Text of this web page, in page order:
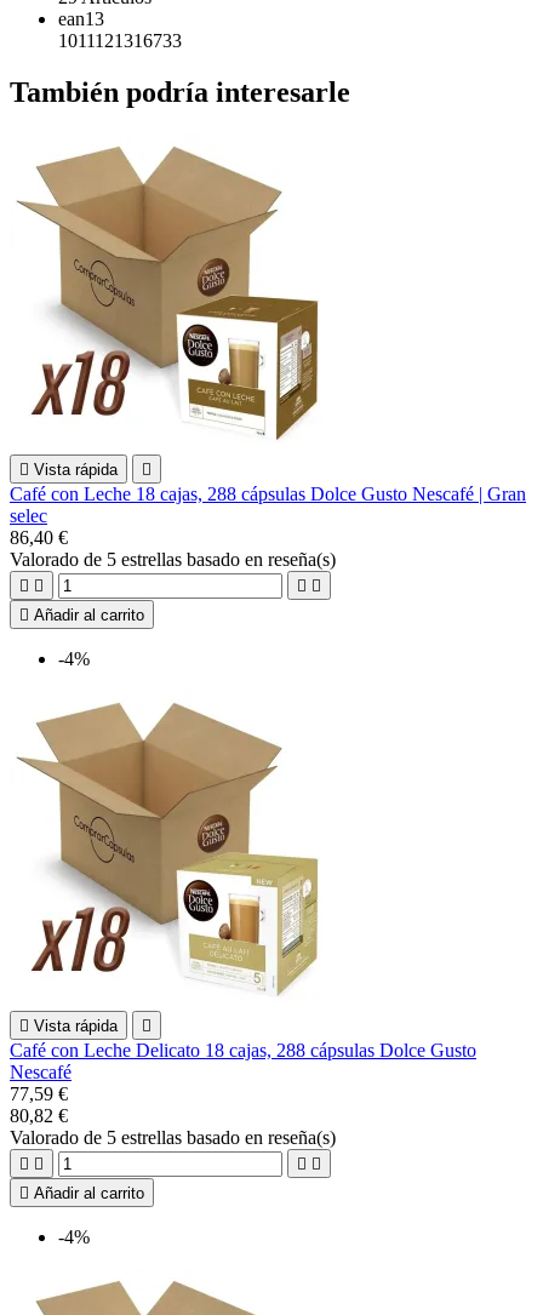
ean13
1011121316733
También podría interesarle
 Vista rápida 
Café con Leche 18 cajas, 288 cápsulas Dolce Gusto Nescafé | Gran
selec
86,40 €
Valorado de 5 estrellas basado en reseña(s)
   
 Añadir al carrito
-4%
 Vista rápida 
Café con Leche Delicato 18 cajas, 288 cápsulas Dolce Gusto
Nescafé
77,59 €
80,82 €
Valorado de 5 estrellas basado en reseña(s)
   
 Añadir al carrito
-4%